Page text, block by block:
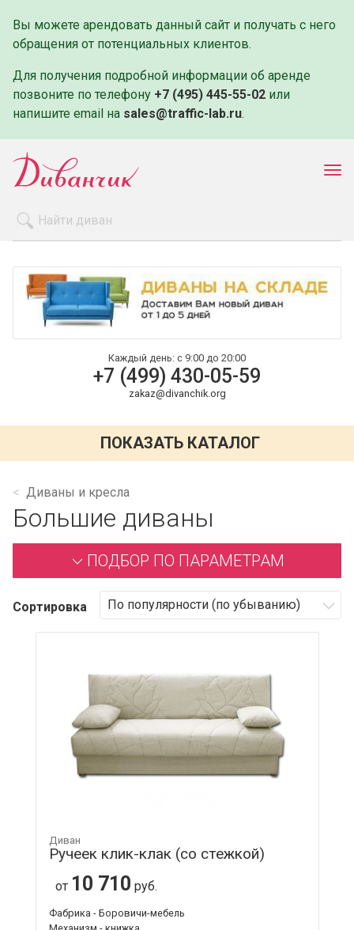
Вы можете арендовать данный сайт и получать с него
обращения от потенциальных клиентов.
Для получения подробной информации об аренде
позвоните по телефону +7 (495) 445-55-02 или
напишите email на sales@traffic-lab.ru.
Оплата и доставка
Контакты
Каждый день: с 9:00 до 20:00
+7 (499) 430-05-59
zakaz@divanchik.org
ПОКАЗАТЬ КАТАЛОГ
Диваны и кресла
Большие диваны
ПОДБОР ПО ПАРАМЕТРАМ
Сортировка
Диван
Ручеек клик-клак (со стежкой)
от 10 710 руб.
Фабрика - Боровичи-мебель